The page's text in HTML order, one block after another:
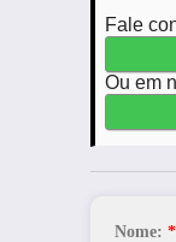
Fale
Ou em
Nome: *